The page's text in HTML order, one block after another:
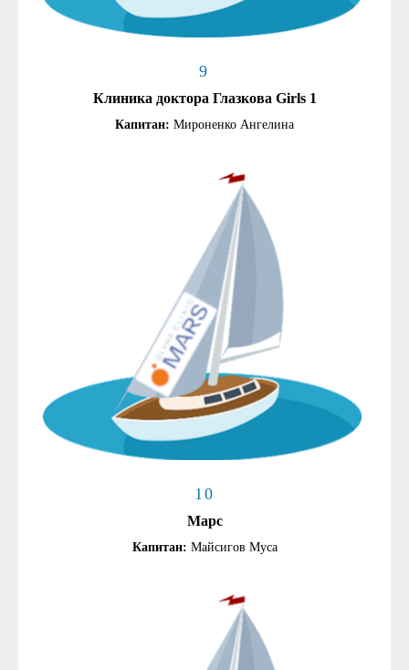
9
Клиника доктора Глазкова Girls 1
Капитан: Мироненко Ангелина
10
Марс
Капитан: Майсигов Муса